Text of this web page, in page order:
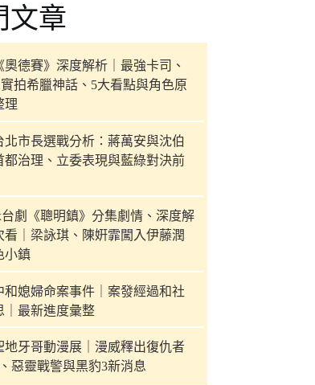
文章
奧德賽》深度解析｜最強卡司、
拍希臘神話、5大看點與角色原
理
北市長選戰分析：蔣萬安與沈伯
都治理、立委表現與藍綠對決前
劇《聰明鎮》分集劇情、深度解
看｜梁詠琪、陳姸霏闖入伊藤潤
小鎮
和媳婦命案事件｜案發經過和社
｜最新進度彙整
地牙哥動漫展｜漫威釋出復仇者
惡靈戰警與黑豹3新消息